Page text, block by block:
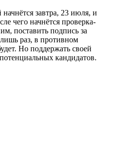
зав­тра, 23 июля, и
чего начнётся проверка­
поставить под­пись за
раз, в противном
Но поддержать своей
кан­дидатов.